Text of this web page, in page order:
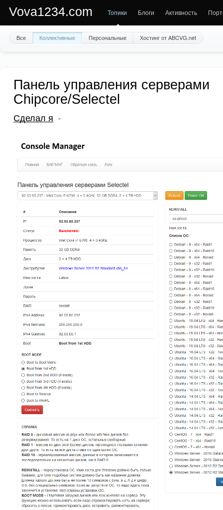
Vova1234.com Топики Блоги Активность
Все Коллективные Персональные Хостинг от ABCVG.net
Панель управления серверами
Chipcore/Selectel
Сделал я